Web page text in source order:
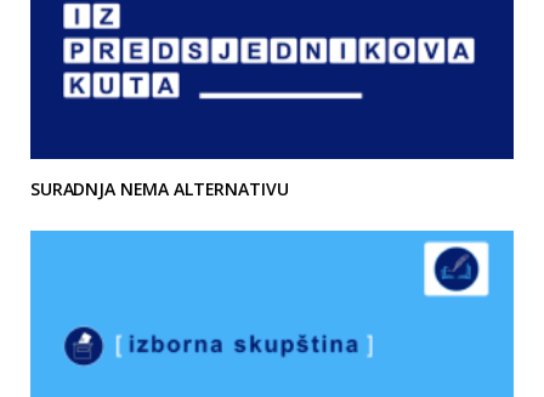
SURADNJA NEMA ALTERNATIVU